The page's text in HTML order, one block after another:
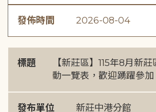
發佈時間 2026-08-04
標題
【新莊區】115年8月新
動一覽表，歡迎踴躍參加
發布單位 新莊中港分館